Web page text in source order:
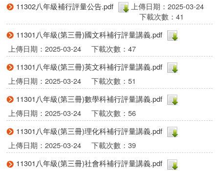
11302八年級補行評量公告.pdf
上傳日期：2025-03-24
下載次數：41
11301八年級(第三冊)國文科補行評量講義.pdf
上傳日期：2025-03-24
下載次數：47
11301八年級(第三冊)英文科補行評量講義.pdf
上傳日期：2025-03-24
下載次數：51
11301八年級(第三冊)數學科補行評量講義.pdf
上傳日期：2025-03-24
下載次數：56
11301八年級(第三冊)理化科補行評量講義.pdf
上傳日期：2025-03-24
下載次數：39
11301八年級(第三冊)社會科補行評量講義.pdf